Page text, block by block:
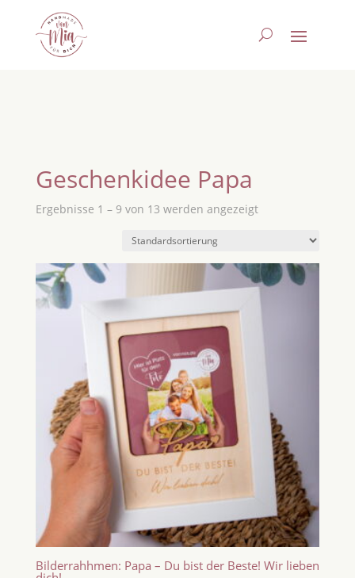
Geschenkidee Papa
Ergebnisse 1 – 9 von 13 werden angezeigt
Bilderrahhmen: Papa – Du bist der Beste! Wir lieben